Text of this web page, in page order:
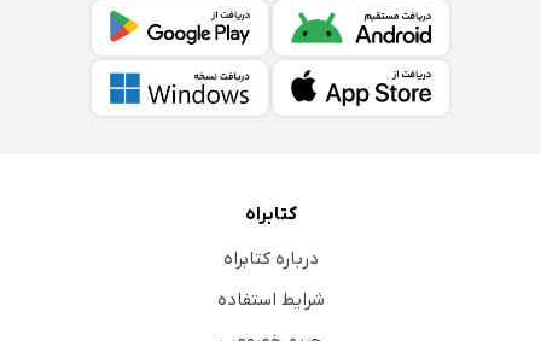
کتابراه
درباره کتابراه
شرایط استفاده